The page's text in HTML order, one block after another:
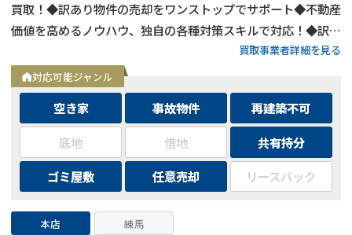
買取！◆訳あり物件の売却をワンストップでサポート◆不動産
価値を高めるノウハウ、独自の各種対策スキルで対応！◆訳あ
買取事業者詳細を見る
対応可能ジャンル
空き家 事故物件
再建築不可
底地
借地
共有持分
ゴミ屋敷
任意売却 リースバック
本店 練馬